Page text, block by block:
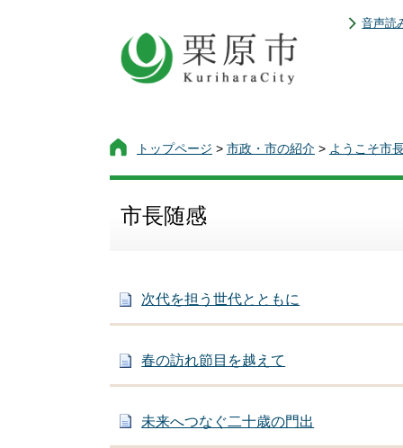
音声読
トップページ > 市政・市の紹介 > ようこそ市
市長随感
次代を担う世代とともに
春の訪れ節目を越えて
未来へつなぐ二十歳の門出